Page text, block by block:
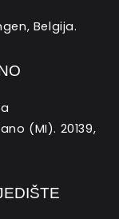
Belgija.
(MI). 20139,